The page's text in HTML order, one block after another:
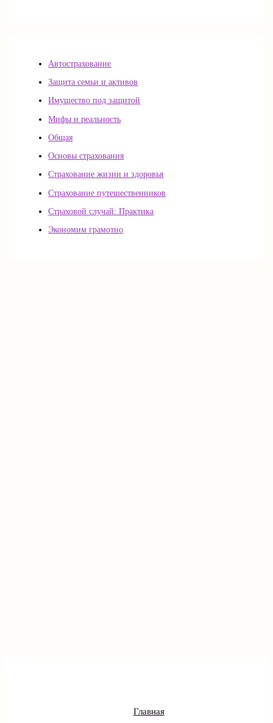
Автострахование
Защита семьи и активов
Имущество под защитой
Мифы и реальность
Общая
Основы страхования
Страхование жизни и здоровья
Страхование путешественников
Страховой случай: Практика
Экономим грамотно
Главная